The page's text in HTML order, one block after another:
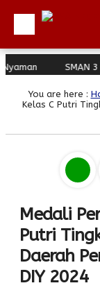
Beranda
Profil
Keunggulan
Download
Hubungi Kami
Bulletin
SMAN 3
You are here :
Kelas C Putri
Medali
Putri
Daerah
DIY 2024